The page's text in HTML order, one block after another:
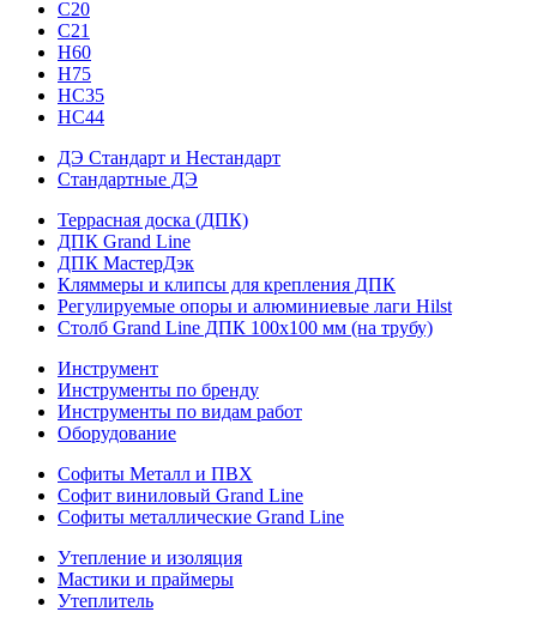
С20
С21
H60
H75
HС35
НС44
ДЭ Стандарт и Нестандарт
Стандартные ДЭ
Террасная доска (ДПК)
ДПК Grand Line
ДПК МастерДэк
Кляммеры и клипсы для крепления ДПК
Регулируемые опоры и алюминиевые лаги Hilst
Столб Grand Line ДПК 100х100 мм (на трубу)
Инструмент
Инструменты по бренду
Инструменты по видам работ
Оборудование
Софиты Металл и ПВХ
Софит виниловый Grand Line
Софиты металлические Grand Line
Утепление и изоляция
Мастики и праймеры
Утеплитель